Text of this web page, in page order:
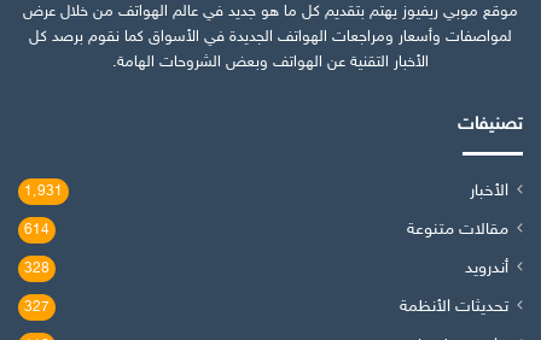
موقع موبي ريفيوز يهتم بتقديم كل ما هو جديد في عالم الهواتف من خلال عرض
لمواصفات وأسعار ومراجعات الهواتف الجديدة في الأسواق كما نقوم برصد كل
الأخبار التقنية عن الهواتف وبعض الشروحات الهامة.
تصنيفات
الأخبار 1٬931
مقالات متنوعة 614
أندرويد 328
تحديثات الأنظمة 327